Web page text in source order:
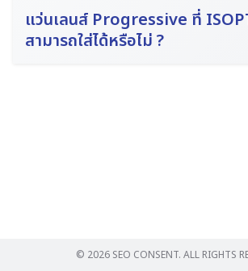
Search
แว่นเลนส์ Progressive ที่
สามารถใส่ได้หรือไม่ ?
© 2026 SEO CONSENT. ALL RIGHTS